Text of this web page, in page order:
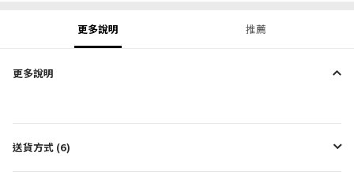
更多說明 推薦
更多說明
送貨方式 (6)